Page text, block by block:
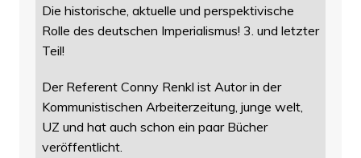
Die historische, aktuelle und perspektivische
Rolle des deutschen Imperialismus! 3. und letzter
Teil!
Der Referent Conny Renkl ist Autor in der
Kommunistischen Arbeiterzeitung, junge welt,
UZ und hat auch schon ein paar Bücher
veröffentlicht.